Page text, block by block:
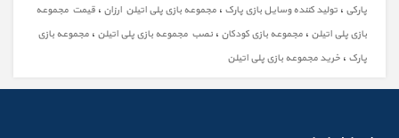
پارکی ، تولید کننده وسایل بازی پارک ، مجموعه بازی پلی اتیلن ارزان ، قیمت مجموعه
بازی پلی اتیلن ، مجموعه بازی کودکان ، نصب مجموعه بازی پلی اتیلن ، مجموعه بازی
پارک ، خرید مجموعه بازی پلی اتیلن